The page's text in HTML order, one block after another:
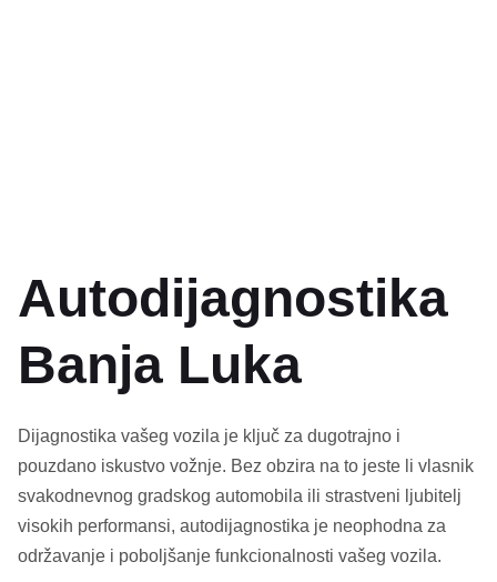
Autodijagnostika
Banja Luka
Dijagnostika vašeg vozila je ključ za dugotrajno i
pouzdano iskustvo vožnje. Bez obzira na to jeste li vlasnik
svakodnevnog gradskog automobila ili strastveni ljubitelj
visokih performansi, autodijagnostika je neophodna za
održavanje i poboljšanje funkcionalnosti vašeg vozila.